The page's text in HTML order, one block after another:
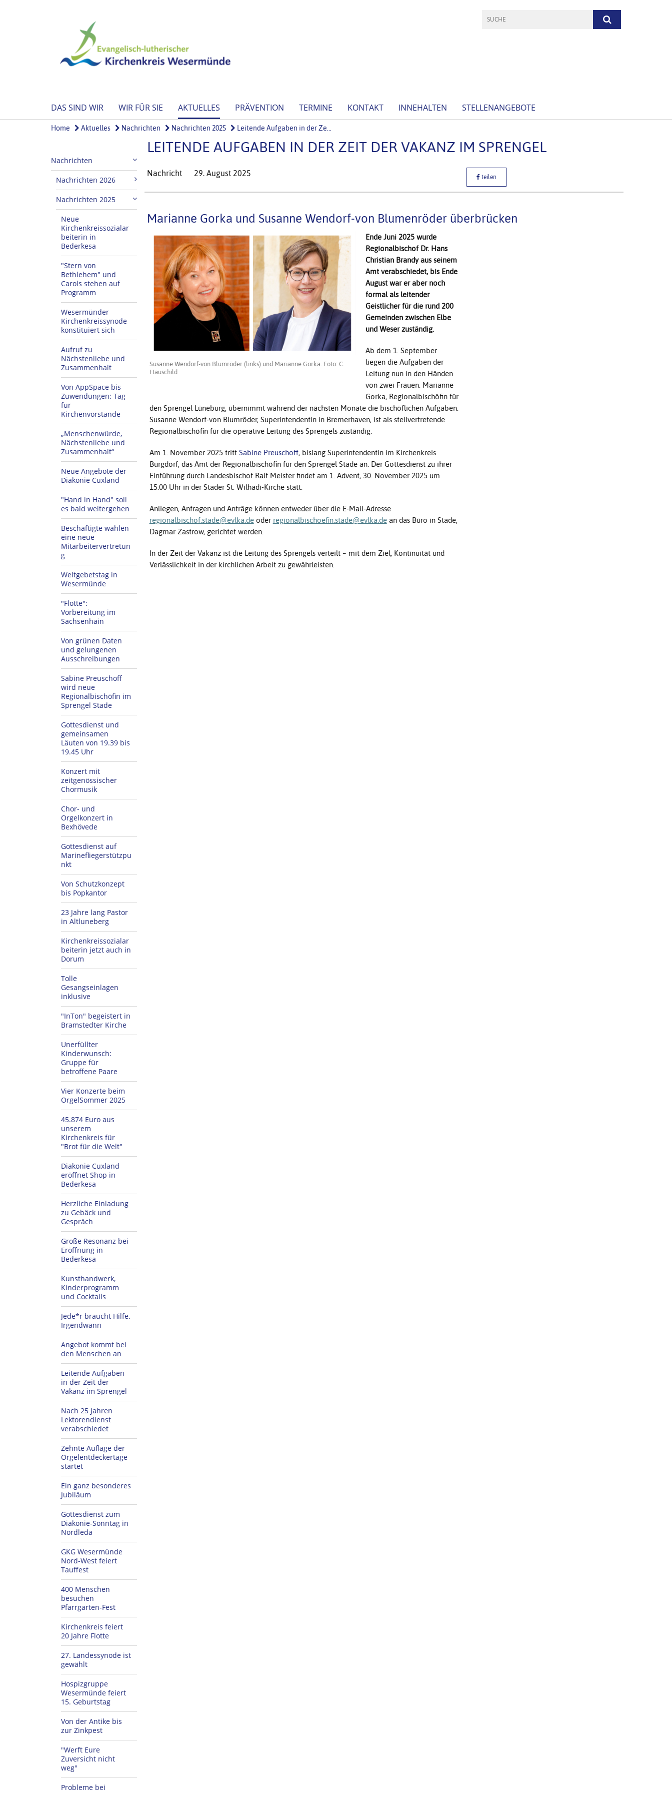
DAS SIND WIR WIR FÜR SIE AKTUELLES PRÄVENTION TERMINE KONTAKT INNEHALTEN STELLENANGEBOTE
Home Aktuelles Nachrichten Nachrichten 2025 Leitende Aufgaben in der Ze...
Nachrichten
Nachrichten 2026
Nachrichten 2025
Neue
Kirchenkreissozialar
beiterin in
Bederkesa
"Stern von
Bethlehem" und
Carols stehen auf
Programm
Wesermünder
Kirchenkreissynode
konstituiert sich
Aufruf zu
Nächstenliebe und
Zusammenhalt
Von AppSpace bis
Zuwendungen: Tag
für
Kirchenvorstände
„Menschenwürde,
Nächstenliebe und
Zusammenhalt“
Neue Angebote der
Diakonie Cuxland
"Hand in Hand" soll
es bald weitergehen
Beschäftigte wählen
eine neue
Mitarbeitervertretun
g
Weltgebetstag in
Wesermünde
"Flotte":
Vorbereitung im
Sachsenhain
Von grünen Daten
und gelungenen
Ausschreibungen
Sabine Preuschoff
wird neue
Regionalbischöfin im
Sprengel Stade
Gottesdienst und
gemeinsamen
Läuten von 19.39 bis
19.45 Uhr
Konzert mit
zeitgenössischer
Chormusik
Chor- und
Orgelkonzert in
Bexhövede
Gottesdienst auf
Marinefliegerstützpu
nkt
Von Schutzkonzept
bis Popkantor
23 Jahre lang Pastor
in Altluneberg
Kirchenkreissozialar
beiterin jetzt auch in
Dorum
Tolle
Gesangseinlagen
inklusive
"InTon" begeistert in
Bramstedter Kirche
Unerfüllter
Kinderwunsch:
Gruppe für
betroffene Paare
Vier Konzerte beim
OrgelSommer 2025
45.874 Euro aus
unserem
Kirchenkreis für
"Brot für die Welt"
Diakonie Cuxland
eröffnet Shop in
Bederkesa
Herzliche Einladung
zu Gebäck und
Gespräch
Große Resonanz bei
Eröffnung in
Bederkesa
Kunsthandwerk,
Kinderprogramm
und Cocktails
Jede*r braucht Hilfe.
Irgendwann
Angebot kommt bei
den Menschen an
Leitende Aufgaben
in der Zeit der
Vakanz im Sprengel
Nach 25 Jahren
Lektorendienst
verabschiedet
Zehnte Auflage der
Orgelentdeckertage
startet
Ein ganz besonderes
Jubiläum
Gottesdienst zum
Diakonie-Sonntag in
Nordleda
GKG Wesermünde
Nord-West feiert
Tauffest
400 Menschen
besuchen
Pfarrgarten-Fest
Kirchenkreis feiert
20 Jahre Flotte
27. Landessynode ist
gewählt
Hospizgruppe
Wesermünde feiert
15. Geburtstag
Von der Antike bis
zur Zinkpest
"Werft Eure
Zuversicht nicht
weg"
Probleme bei
LEITENDE AUFGABEN IN DER ZEIT DER VAKANZ IM SPRENGEL
Nachricht 29. August 2025 teilen
Marianne Gorka und Susanne Wendorf-von Blumenröder überbrücken
Susanne Wendorf-von Blumröder (links) und Marianne Gorka. Foto: C.
Hauschild
Ende Juni 2025 wurde
Regionalbischof Dr. Hans
Christian Brandy aus seinem
Amt verabschiedet, bis Ende
August war er aber noch
formal als leitender
Geistlicher für die rund 200
Gemeinden zwischen Elbe
und Weser zuständig.
Ab dem 1. September
liegen die Aufgaben der
Leitung nun in den Händen
von zwei Frauen. Marianne
Gorka, Regionalbischöfin für
den Sprengel Lüneburg, übernimmt während der nächsten Monate die bischöflichen Aufgaben.
Susanne Wendorf-von Blumröder, Superintendentin in Bremerhaven, ist als stellvertretende
Regionalbischöfin für die operative Leitung des Sprengels zuständig.
Am 1. November 2025 tritt Sabine Preuschoff, bislang Superintendentin im Kirchenkreis
Burgdorf, das Amt der Regionalbischöfin für den Sprengel Stade an. Der Gottesdienst zu ihrer
Einführung durch Landesbischof Ralf Meister findet am 1. Advent, 30. November 2025 um
15.00 Uhr in der Stader St. Wilhadi-Kirche statt.
Anliegen, Anfragen und Anträge können entweder über die E-Mail-Adresse
regionalbischof.stade@evlka.deoder regionalbischoefin.stade@evlka.dean das Büro in Stade,
Dagmar Zastrow, gerichtet werden.
In der Zeit der Vakanz ist die Leitung des Sprengels verteilt – mit dem Ziel, Kontinuität und
Verlässlichkeit in der kirchlichen Arbeit zu gewährleisten.